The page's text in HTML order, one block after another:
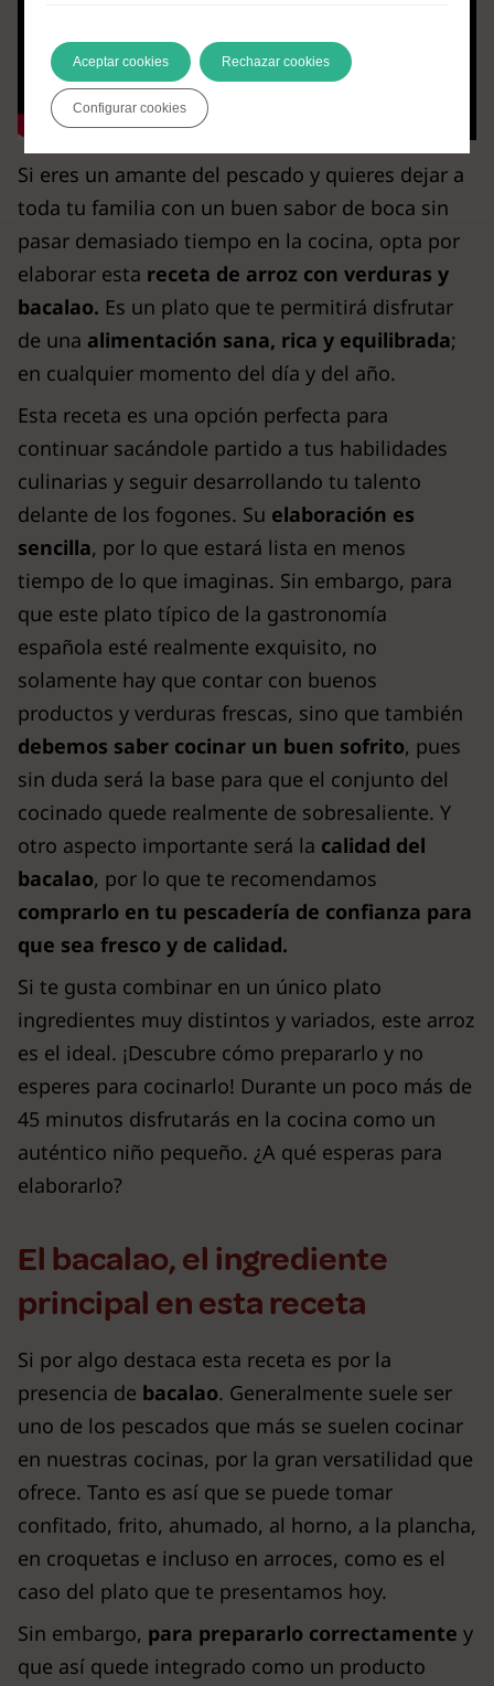
Si eres un amante del pescado y quieres dejar a
toda tu familia con un buen sabor de boca sin
pasar demasiado tiempo en la cocina, opta por
elaborar esta receta de arroz con verduras y
bacalao. Es un plato que te permitirá disfrutar
de una alimentación sana, rica y equilibrada;
en cualquier momento del día y del año.
Esta receta es una opción perfecta para
continuar sacándole partido a tus habilidades
culinarias y seguir desarrollando tu talento
delante de los fogones. Su elaboración es
sencilla, por lo que estará lista en menos
tiempo de lo que imaginas. Sin embargo, para
que este plato típico de la gastronomía
española esté realmente exquisito, no
solamente hay que contar con buenos
productos y verduras frescas, sino que también
debemos saber cocinar un buen sofrito, pues
sin duda será la base para que el conjunto del
cocinado quede realmente de sobresaliente. Y
otro aspecto importante será la calidad del
bacalao, por lo que te recomendamos
comprarlo en tu pescadería de confianza para
que sea fresco y de calidad.
Si te gusta combinar en un único plato
ingredientes muy distintos y variados, este arroz
es el ideal. ¡Descubre cómo prepararlo y no
esperes para cocinarlo! Durante un poco más de
45 minutos disfrutarás en la cocina como un
auténtico niño pequeño. ¿A qué esperas para
elaborarlo?
El bacalao, el ingrediente
principal en esta receta
Si por algo destaca esta receta es por la
presencia de bacalao. Generalmente suele ser
uno de los pescados que más se suelen cocinar
en nuestras cocinas, por la gran versatilidad que
ofrece. Tanto es así que se puede tomar
confitado, frito, ahumado, al horno, a la plancha,
en croquetas e incluso en arroces, como es el
caso del plato que te presentamos hoy.
Sin embargo, para prepararlo correctamente y
que así quede integrado como un producto
Aceptar cookies Rechazar cookies
Configurar cookies